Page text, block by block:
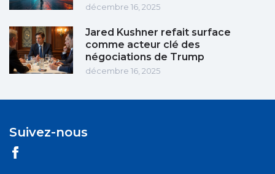
décembre 16, 2025
Jared Kushner refait surface
comme acteur clé des
négociations de Trump
décembre 16, 2025
Suivez-nous